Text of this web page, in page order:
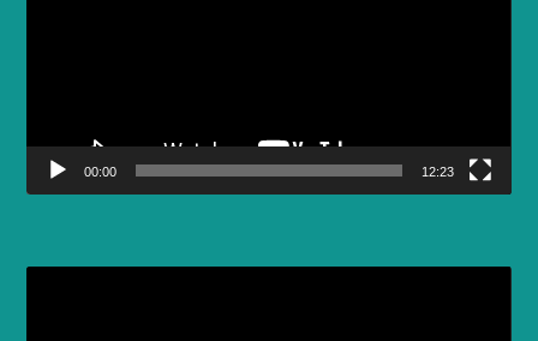
00:00 12:23